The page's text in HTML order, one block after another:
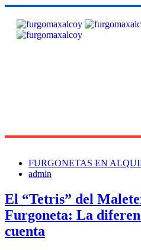
FURGONETAS EN
admin
El “Tetris” del
Furgoneta: La
cuenta